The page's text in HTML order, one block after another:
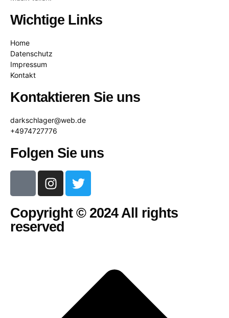
Wichtige Links
Home
Datenschutz
Impressum
Kontakt
Kontaktieren Sie uns
darkschlager@web.de
+4974727776
Folgen Sie uns
Copyright © 2024 All rights
reserved